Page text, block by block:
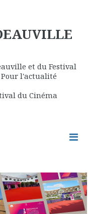
et du Festival
l'actualité
du Cinéma